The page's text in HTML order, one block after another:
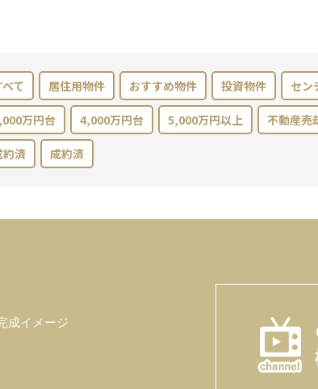
べて 居住用物件 おすすめ物件 投資物件 セン
万円台 4,000万円台 5,000万円以上 不動産売
約済 成約済
成イメージ